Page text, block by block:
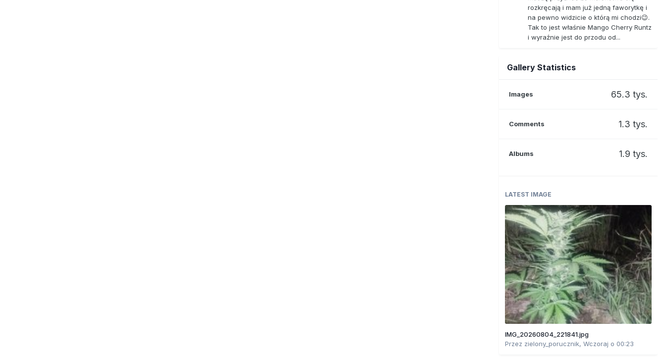
rozkręcają i mam już jedną faworytkę i
na pewno widzicie o którą mi chodzi😉.
Tak to jest właśnie Mango Cherry Runtz
i wyraźnie jest do przodu od...
Gallery Statistics
Images 65.3 tys.
Comments 1.3 tys.
Albums 1.9 tys.
LATEST IMAGE
IMG_20260804_221841.jpg
Przez zielony_porucznik, Wczoraj o 00:23